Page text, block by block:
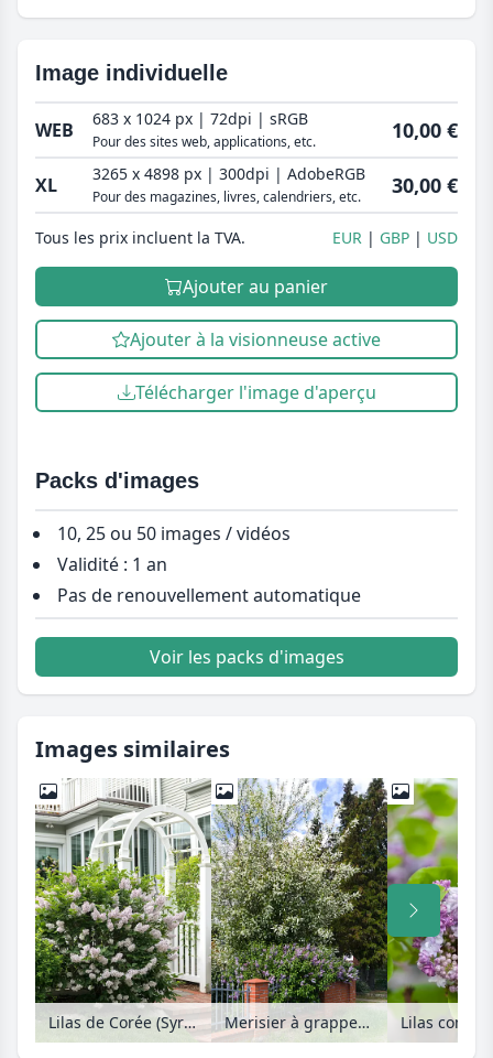
Image individuelle
WEB 683 x 1024 px | 72dpi | sRGB
Pour des sites web, applications, etc. 10,00 €
XL 3265 x 4898 px | 300dpi | AdobeRGB
Pour des magazines, livres, calendriers, etc. 30,00 €
Tous les prix incluent la TVA. EUR GBP USD
Ajouter au panier
Ajouter à la visionneuse active
Télécharger l'image d'aperçu
Packs d'images
10, 25 ou 50 images / vidéos
Validité : 1 an
Pas de renouvellement automatique
Voir les packs d'images
Images similaires
Lilas de Corée (Syringa patula 'Miss Kim') Merisier à grappes (Prunus padus) et lilas (Syringa)